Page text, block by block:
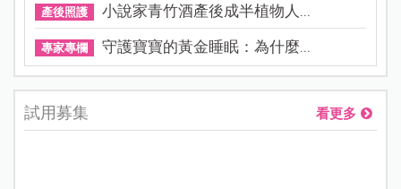
產後照護 小說家青竹酒產後成半植物人...
專家專欄 守護寶寶的黃金睡眠：為什麼...
試用募集 看更多